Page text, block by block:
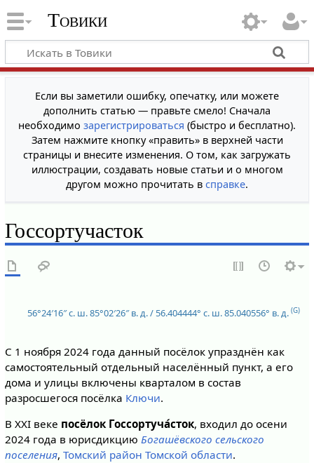
Товики
Если вы заметили ошибку, опечатку, или можете
дополнить статью — правьте смело! Сначала
необходимо зарегистрироваться (быстро и бесплатно).
Затем нажмите кнопку «править» в верхней части
страницы и внесите изменения. О том, как загружать
иллюстрации, создавать новые статьи и о многом
другом можно прочитать в справке.
Госсортучасток
56°24′16″ с. ш.85°02′26″ в. д./ 56.404444° с. ш.85.040556° в. д. (G)
С 1 ноября 2024 года данный посёлок упразднён как
самостоятельный отдельный населённый пункт, а его
дома и улицы включены кварталом в состав
разросшегося посёлка Ключи.
В XXI веке посёлок Госсортуча́сток, входил до осени
2024 года в юрисдикцию Богашёвского сельского
поселения, Томский район Томской области.